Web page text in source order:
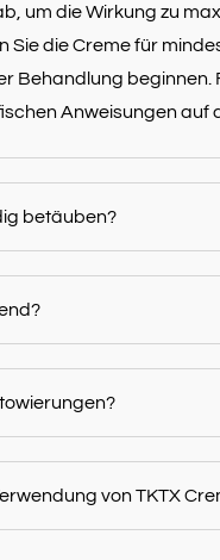
um die Wirkung zu
Sie die Creme für
Behandlung beginnen.
Anweisungen auf
betäuben?
von TKTX